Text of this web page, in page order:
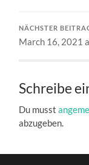
NÄCHSTER
March 16, 2021
Schreibe
Du musst
abzugeben.